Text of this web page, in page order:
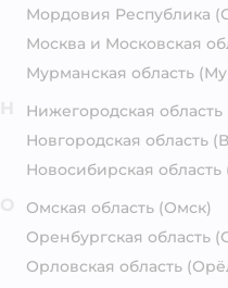
Мордовия Республика
Москва и Московская
Мурманская область
Нижегородская область
Новгородская область
Новосибирская область
Омская область (Омск)
Оренбургская область
Орловская область